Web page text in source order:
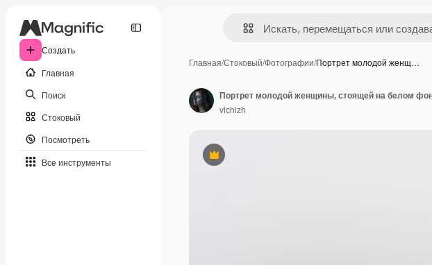
Создать
Главная
Поиск
Стоковый
Посмотреть
Все инструменты
Главная/Стоковый/Фотографии/Портрет молодой женщ…
Премиум
Портрет молодой женщины, стоящей на белом
vichizh